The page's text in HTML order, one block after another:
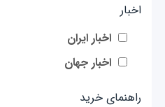
اخبار
اخبار ایران
اخبار جهان
راهنمای خرید